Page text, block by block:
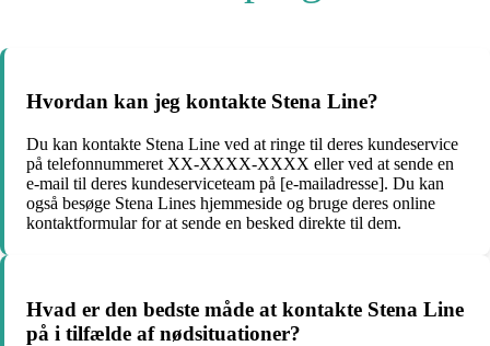
Hvordan kan jeg kontakte Stena Line?
Du kan kontakte Stena Line ved at ringe til deres kundeservice
på telefonnummeret XX-XXXX-XXXX eller ved at sende en
e-mail til deres kundeserviceteam på [e-mailadresse]. Du kan
også besøge Stena Lines hjemmeside og bruge deres online
kontaktformular for at sende en besked direkte til dem.
Hvad er den bedste måde at kontakte Stena Line
på i tilfælde af nødsituationer?